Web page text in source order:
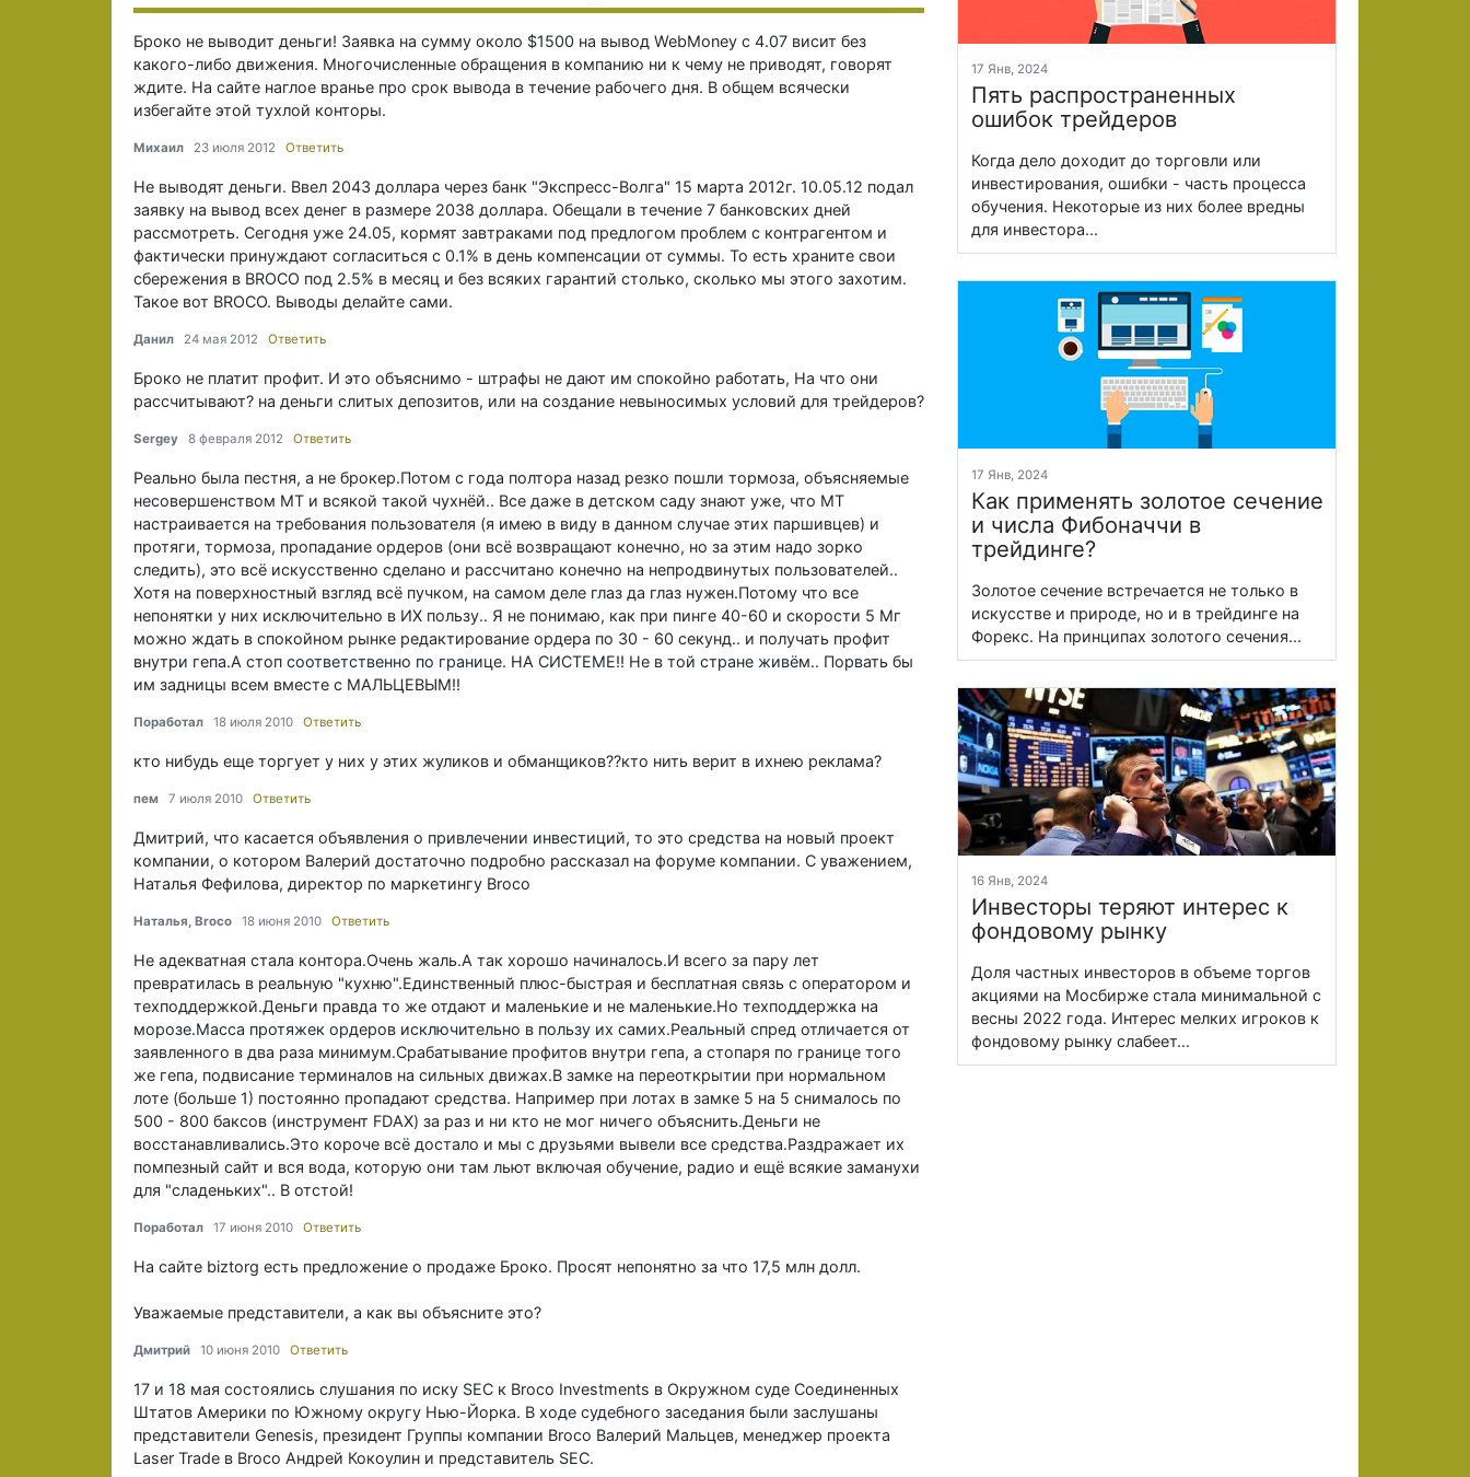
Броко не выводит деньги! Заявка на сумму около $1500 на вывод WebMoney с 4.07 висит без
какого-либо движения. Многочисленные обращения в компанию ни к чему не приводят, говорят
ждите. На сайте наглое вранье про срок вывода в течение рабочего дня. В общем всячески
избегайте этой тухлой конторы.
Михаил 23 июля 2012 Ответить
Не выводят деньги. Ввел 2043 доллара через банк "Экспресс-Волга" 15 марта 2012г. 10.05.12 подал
заявку на вывод всех денег в размере 2038 доллара. Обещали в течение 7 банковских дней
рассмотреть. Сегодня уже 24.05, кормят завтраками под предлогом проблем с контрагентом и
фактически принуждают согласиться с 0.1% в день компенсации от суммы. То есть храните свои
сбережения в BROCO под 2.5% в месяц и без всяких гарантий столько, сколько мы этого захотим.
Такое вот BROCO. Выводы делайте сами.
Данил 24 мая 2012 Ответить
Броко не платит профит. И это объяснимо - штрафы не дают им спокойно работать, На что они
рассчитывают? на деньги слитых депозитов, или на создание невыносимых условий для трейдеров?
Sergey 8 февраля 2012 Ответить
Реально была пестня, а не брокер.Потом с года полтора назад резко пошли тормоза, объясняемые
несовершенством МТ и всякой такой чухнёй.. Все даже в детском саду знают уже, что МТ
настраивается на требования пользователя (я имею в виду в данном случае этих паршивцев) и
протяги, тормоза, пропадание ордеров (они всё возвращают конечно, но за этим надо зорко
следить), это всё искусственно сделано и рассчитано конечно на непродвинутых пользователей..
Хотя на поверхностный взгляд всё пучком, на самом деле глаз да глаз нужен.Потому что все
непонятки у них исключительно в ИХ пользу.. Я не понимаю, как при пинге 40-60 и скорости 5 Мг
можно ждать в спокойном рынке редактирование ордера по 30 - 60 секунд.. и получать профит
внутри гепа.А стоп соответственно по границе. НА СИСТЕМЕ!! Не в той стране живём.. Порвать бы
им задницы всем вместе с МАЛЬЦЕВЫМ!!
Поработал 18 июля 2010 Ответить
кто нибудь еще торгует у них у этих жуликов и обманщиков??кто нить верит в ихнею реклама?
пем 7 июля 2010 Ответить
Дмитрий, что касается объявления о привлечении инвестиций, то это средства на новый проект
компании, о котором Валерий достаточно подробно рассказал на форуме компании. С уважением,
Наталья Фефилова, директор по маркетингу Broco
Наталья, Broco 18 июня 2010 Ответить
Не адекватная стала контора.Очень жаль.А так хорошо начиналось.И всего за пару лет
превратилась в реальную "кухню".Единственный плюс-быстрая и бесплатная связь с оператором и
техподдержкой.Деньги правда то же отдают и маленькие и не маленькие.Но техподдержка на
морозе.Масса протяжек ордеров исключительно в пользу их самих.Реальный спред отличается от
заявленного в два раза минимум.Срабатывание профитов внутри гепа, а стопаря по границе того
же гепа, подвисание терминалов на сильных движах.В замке на переоткрытии при нормальном
лоте (больше 1) постоянно пропадают средства. Например при лотах в замке 5 на 5 снималось по
500 - 800 баксов (инструмент FDAX) за раз и ни кто не мог ничего объяснить.Деньги не
восстанавливались.Это короче всё достало и мы с друзьями вывели все средства.Раздражает их
помпезный сайт и вся вода, которую они там льют включая обучение, радио и ещё всякие заманухи
для "сладеньких".. В отстой!
Поработал 17 июня 2010 Ответить
На сайте biztorg есть предложение о продаже Броко. Просят непонятно за что 17,5 млн долл.
Уважаемые представители, а как вы объясните это?
Дмитрий 10 июня 2010 Ответить
17 и 18 мая состоялись слушания по иску SEC к Broco Investments в Окружном суде Соединенных
Штатов Америки по Южному округу Нью-Йорка. В ходе судебного заседания были заслушаны
представители Genesis, президент Группы компании Broco Валерий Мальцев, менеджер проекта
Laser Trade в Broco Андрей Кокоулин и представитель SEC.
17 Янв, 2024
Пять распространенных
ошибок трейдеров
Когда дело доходит до торговли или
инвестирования, ошибки - часть процесса
обучения. Некоторые из них более вредны
для инвестора...
17 Янв, 2024
Как применять золотое сечение
и числа Фибоначчи в
трейдинге?
Золотое сечение встречается не только в
искусстве и природе, но и в трейдинге на
Форекс. На принципах золотого сечения...
16 Янв, 2024
Инвесторы теряют интерес к
фондовому рынку
Доля частных инвесторов в объеме торгов
акциями на Мосбирже стала минимальной с
весны 2022 года. Интерес мелких игроков к
фондовому рынку слабеет...